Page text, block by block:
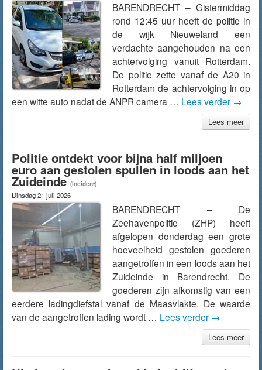
BARENDRECHT – Gistermiddag
rond 12:45 uur heeft de politie in
de wijk Nieuweland een
verdachte aangehouden na een
achtervolging vanuit Rotterdam.
De politie zette vanaf de A20 in
Rotterdam de achtervolging in op
een witte auto nadat de ANPR camera … Lees verder →
Lees meer
Politie ontdekt voor bijna half miljoen
euro aan gestolen spullen in loods aan het
Zuideinde (Incident)
Dinsdag 21 juli 2026
BARENDRECHT – De
Zeehavenpolitie (ZHP) heeft
afgelopen donderdag een grote
hoeveelheid gestolen goederen
aangetroffen in een loods aan het
Zuideinde in Barendrecht. De
goederen zijn afkomstig van een
eerdere ladingdiefstal vanaf de Maasvlakte. De waarde
van de aangetroffen lading wordt … Lees verder →
Lees meer